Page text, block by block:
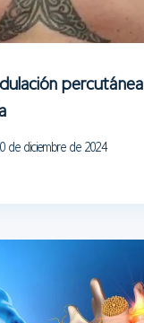
percutánea
10 de diciembre de 2024